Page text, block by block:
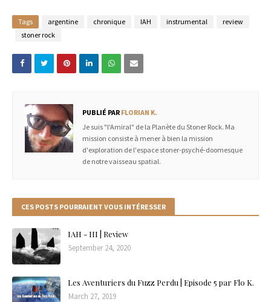
Tags argentine chronique IAH instrumental
review
stoner rock
PUBLIÉ PAR FLORIAN K.
Je suis "l'Amiral" de la Planète du Stoner Rock. Ma
mission consiste à mener à bien la mission
d'exploration de l'espace stoner-psyché-doomesque
de notre vaisseau spatial.
CES POSTS POURRAIENT VOUS INTÉRESSER
IAH - III | Review
September 24, 2020
Les Aventuriers du Fuzz Perdu | Episode 5 par Flo K.
March 27, 2019